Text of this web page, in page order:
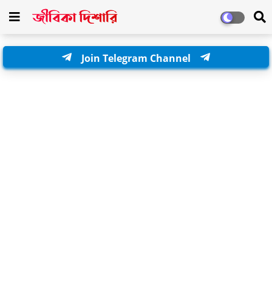
Join Telegram Channel